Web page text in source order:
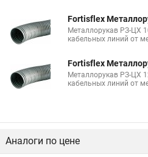
Fortisflex
Металлорукав РЗ-ЦХ
кабельных линий от
Fortisflex
Металлорукав РЗ-ЦХ
кабельных линий от
Аналоги по цене